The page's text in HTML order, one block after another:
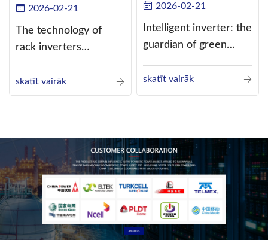
2026-02-21
The technology of
rack inverters
such as the use of
three-CPU control
skatīt vairāk
2026-02-21
Intelligent inverter: the
guardian of green
skatīt vairāk